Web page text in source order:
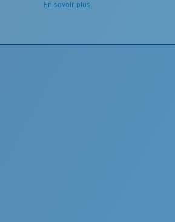
En savoir plus